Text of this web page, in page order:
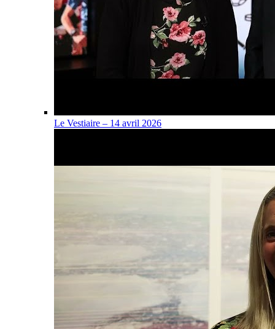
Le Vestiaire – 14 avril 2026